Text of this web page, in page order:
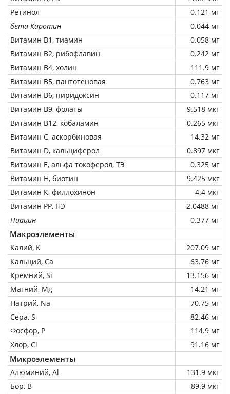
Ретинол
0.121 мг
бета Каротин
0.044 мг
Витамин В1, тиамин
0.058 мг
Витамин В2, рибофлавин
0.242 мг
Витамин В4, холин
111.9 мг
Витамин В5, пантотеновая
0.763 мг
Витамин В6, пиридоксин
0.117 мг
Витамин В9, фолаты
9.518 мкг
Витамин В12, кобаламин
0.265 мкг
Витамин C, аскорбиновая
14.32 мг
Витамин D, кальциферол
0.897 мкг
Витамин Е, альфа токоферол, ТЭ
0.325 мг
Витамин Н, биотин
9.425 мкг
Витамин К, филлохинон
4.4 мкг
Витамин РР, НЭ
2.0488 мг
Ниацин
0.377 мг
Макроэлементы
Калий, K
207.09 мг
Кальций, Ca
63.76 мг
Кремний, Si
13.156 мг
Магний, Mg
14.21 мг
Натрий, Na
70.75 мг
Сера, S
82.46 мг
Фосфор, P
114.9 мг
Хлор, Cl
91.16 мг
Микроэлементы
Алюминий, Al
131.9 мкг
Бор, B
89.9 мкг